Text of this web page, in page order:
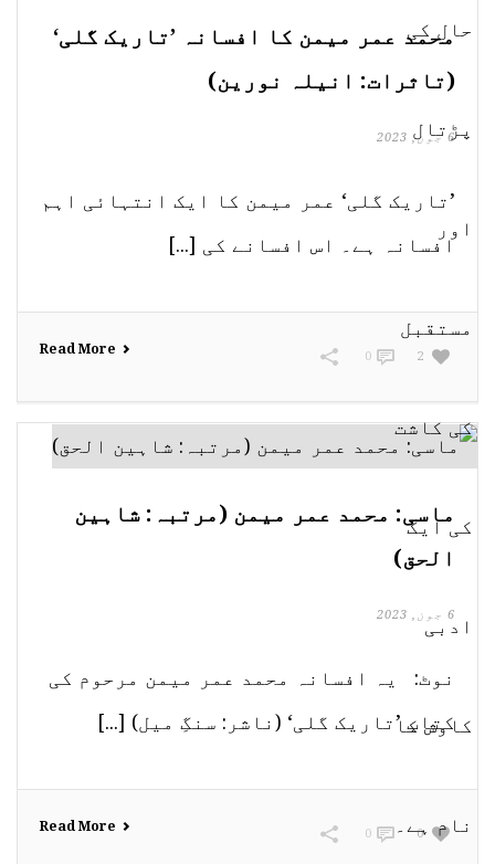
محمد عمر میمن کا افسانہ ’تاریک گلی‘
(تاثرات: انیلہ نورین)
6 جون, 2023
’تاریک گلی‘ عمر میمن کا ایک انتہائی اہم
افسانہ ہے۔ اس افسانے کی [...]
Read More 2
0
ماسی: محمد عمر میمن (مرتبہ: شاہین
الحق)
6 جون, 2023
نوٹ: یہ افسانہ محمد عمر میمن مرحوم کی
کتاب ’تاریک گلی‘ (ناشر: سنگِ میل) [...]
Read More 0
0